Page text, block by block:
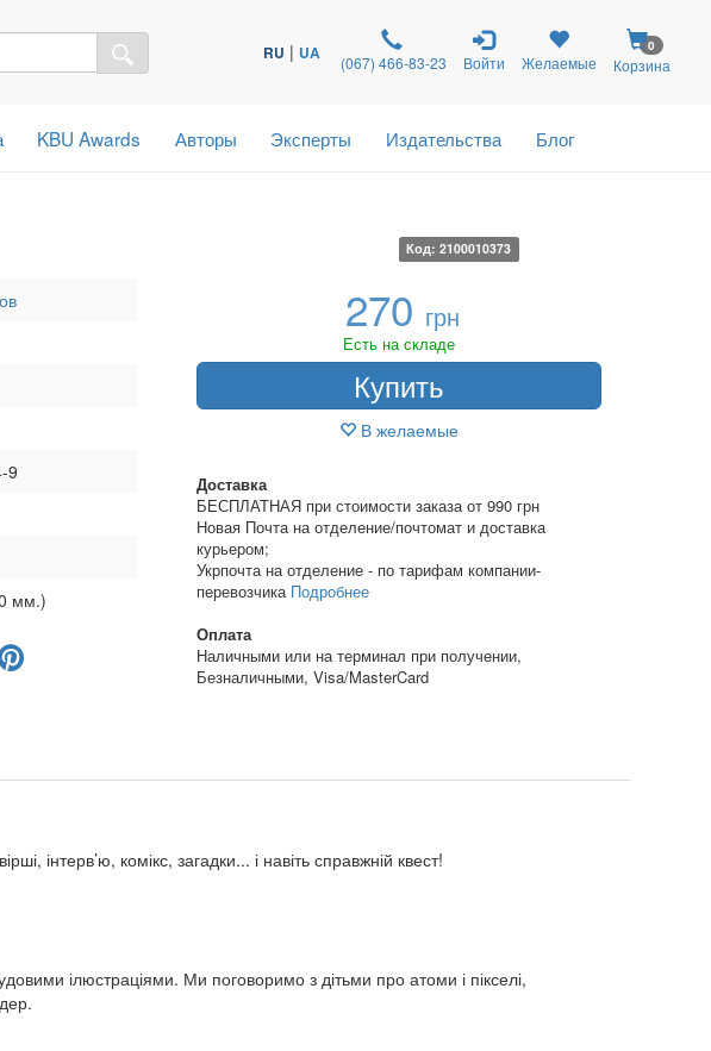
RU | UA (067) 466-83-23 Войти Желаемые
0
Корзина
KBU Awards Авторы Эксперты Издательства Блог
Код: 2100010373
270 грн
Есть на складе
Купить
В желаемые
Доставка
БЕСПЛАТНАЯ при стоимости заказа от 990 грн
Новая Почта на отделение/почтомат и доставка
курьером;
Укрпочта на отделение - по тарифам компании-
перевозчика Подробнее
Оплата
Наличными или на терминал при получении,
Безналичными, Visa/MasterCard
9
мм.)
інтерв’ю, комікс, загадки... і навіть справжній квест!
ілюстраціями. Ми поговоримо з дітьми про атоми і пікселі,